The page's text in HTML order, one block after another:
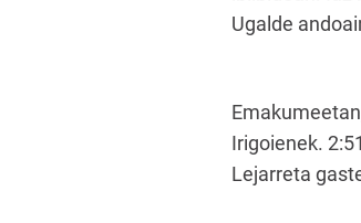
Ugalde
Irigoienek.
Lejarreta